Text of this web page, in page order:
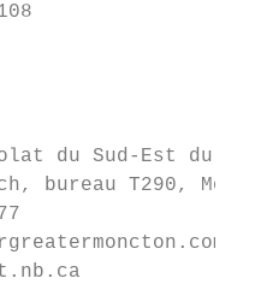
du Sud-Est du
bureau T290,